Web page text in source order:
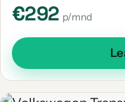
€292 p/mnd